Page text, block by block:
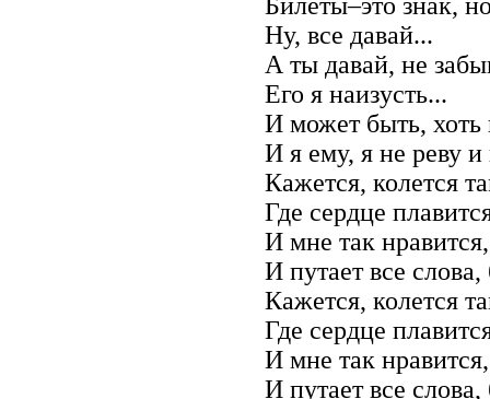
Ну, все давай...
А ты давай, не
Его я наизусть...
И может быть, хоть
И я ему, я не реву
Кажется, колется
Где сердце
И мне так
И путает все
Кажется, колется
Где сердце
И мне так
И путает все